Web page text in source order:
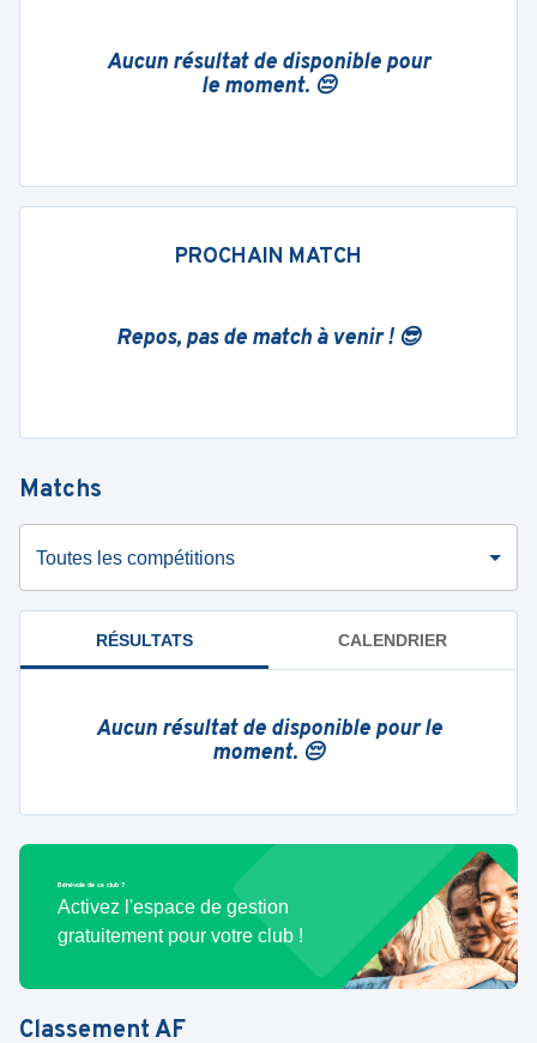
Aucun résultat de disponible pour
le moment. 😔
PROCHAIN MATCH
Repos, pas de match à venir ! 😎
Matchs
Toutes les compétitions
RÉSULTATS CALENDRIER
Aucun résultat de disponible pour le
moment. 😔
Bénévole de ce club ?
Activez l'espace de gestion
gratuitement pour votre club !
ClassementAF